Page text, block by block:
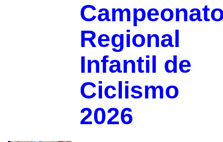
Regional
Infantil de
Ciclismo
2026